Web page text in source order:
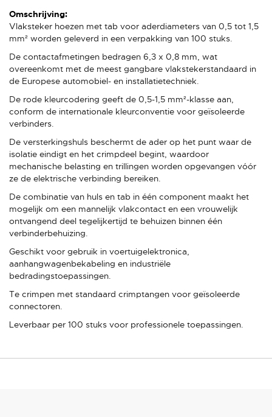
Meer
informatie
Vlaksteker hoezen met tab voor aderdiameters van 0,5 tot 1,5
mm² worden geleverd in een verpakking van 100 stuks.
De contactafmetingen bedragen 6,3 x 0,8 mm, wat
overeenkomt met de meest gangbare vlakstekerstandaard in
de Europese automobiel- en installatietechniek.
De rode kleurcodering geeft de 0,5-1,5 mm²-klasse aan,
conform de internationale kleurconventie voor geïsoleerde
verbinders.
De versterkingshuls beschermt de ader op het punt waar de
isolatie eindigt en het crimpdeel begint, waardoor
mechanische belasting en trillingen worden opgevangen vóór
ze de elektrische verbinding bereiken.
De combinatie van huls en tab in één component maakt het
mogelijk om een mannelijk vlakcontact en een vrouwelijk
ontvangend deel tegelijkertijd te behuizen binnen één
verbinderbehuizing.
Geschikt voor gebruik in voertuigelektronica,
aanhangwagenbekabeling en industriële
bedradingstoepassingen.
Te crimpen met standaard crimptangen voor geïsoleerde
connectoren.
Leverbaar per 100 stuks voor professionele toepassingen.